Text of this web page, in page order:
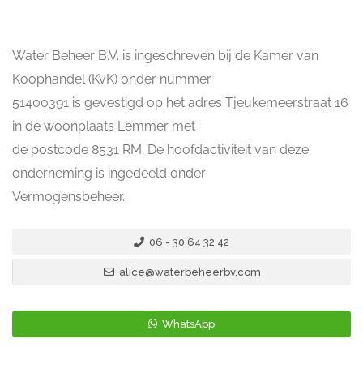
Water Beheer B.V. is ingeschreven bij de Kamer van
Koophandel (KvK) onder nummer
51400391 is gevestigd op het adres Tjeukemeerstraat 16
in de woonplaats Lemmer met
de postcode 8531 RM. De hoofdactiviteit van deze
onderneming is ingedeeld onder
Vermogensbeheer.
06 - 30 64 32 42
alice@waterbeheerbv.com
WhatsApp